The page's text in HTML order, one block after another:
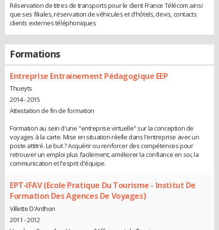
Réservation de titres de transports pour le client France Télécom ainsi
que ses filiales, réservation de véhicules et d'hôtels, devis, contacts
clients externes téléphoniques
Formations
Entreprise Entrainement Pédagogique EEP
Thueyts
2014 - 2015
Attestation de fin de formation
Formation au sein d'une "entreprise virtuelle" sur la conception de
voyages à la carte. Mise en situation réelle dans l'entreprise avec un
poste attitré. Le but ? Acquérir ou renforcer des compétences pour
retrouver un emploi plus facilement, améliorer la confiance en soi, la
communication et l'esprit d'équipe.
EPT-IFAV (Ecole Pratique Du Tourisme - Institut De
Formation Des Agences De Voyages)
Villette D'Anthon
2011 - 2012